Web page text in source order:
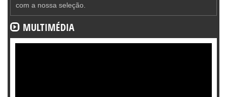
com a nossa seleção.
MULTIMÉDIA